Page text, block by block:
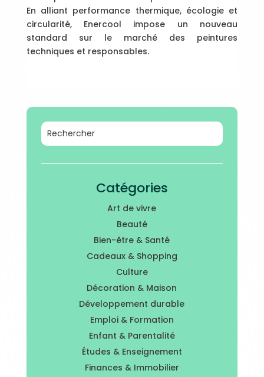
En alliant performance thermique, écologie et
circularité, Enercool impose un nouveau
standard sur le marché des peintures
techniques et responsables.
Catégories
Art de vivre
Beauté
Bien-être & Santé
Cadeaux & Shopping
Culture
Décoration & Maison
Développement durable
Emploi & Formation
Enfant & Parentalité
Études & Enseignement
Finances & Immobilier